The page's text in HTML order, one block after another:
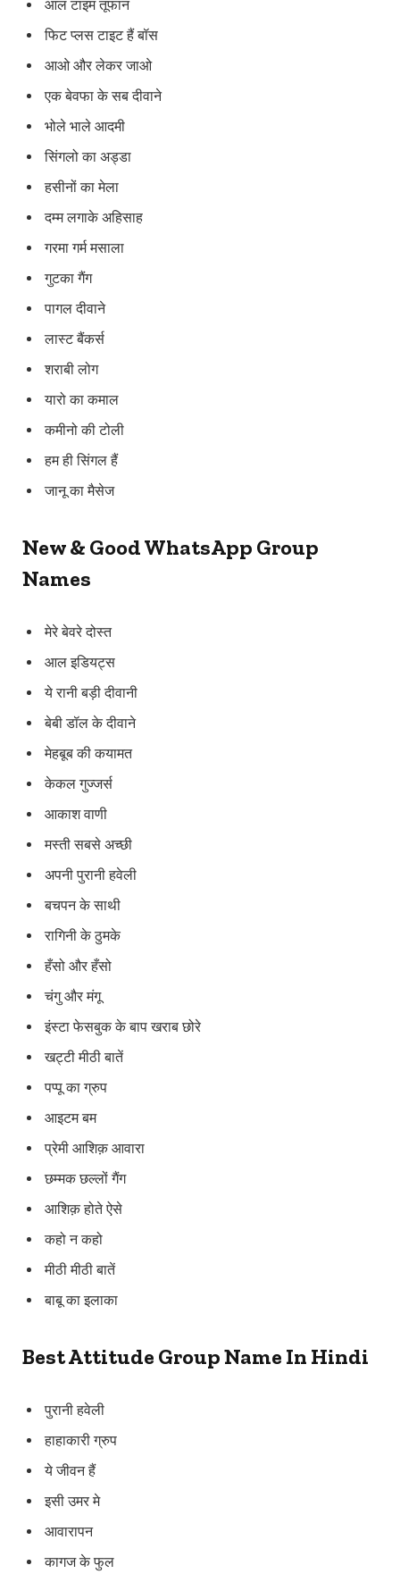
आल टाइम तूफान
फिट प्लस टाइट हैं बॉस
आओ और लेकर जाओ
एक बेवफा के सब दीवाने
भोले भाले आदमी
सिंगलो का अड्डा
हसीनों का मेला
दम्म लगाके अहिसाह
गरमा गर्म मसाला
गुटका गैंग
पागल दीवाने
लास्ट बैंकर्स
शराबी लोग
यारो का कमाल
कमीनो की टोली
हम ही सिंगल हैं
जानू का मैसेज
New & Good WhatsApp Group
Names
मेरे बेवरे दोस्त
आल इडियट्स
ये रानी बड़ी दीवानी
बेबी डॉल के दीवाने
मेहबूब की कयामत
केकल गुज्जर्स
आकाश वाणी
मस्ती सबसे अच्छी
अपनी पुरानी हवेली
बचपन के साथी
रागिनी के ठुमके
हँसो और हँसो
चंगु और मंगू
इंस्टा फेसबुक के बाप खराब छोरे
खट्टी मीठी बातें
पप्पू का ग्रुप
आइटम बम
प्रेमी आशिक़ आवारा
छम्मक छल्लों गैंग
आशिक़ होते ऐसे
कहो न कहो
मीठी मीठी बातें
बाबू का इलाका
Best Attitude Group Name In Hindi
पुरानी हवेली
हाहाकारी ग्रुप
ये जीवन हैं
इसी उमर मे
आवारापन
कागज के फुल